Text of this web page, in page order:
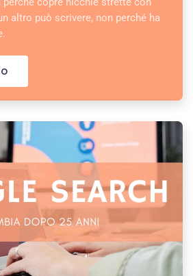
altro può scrivere, non perché ha